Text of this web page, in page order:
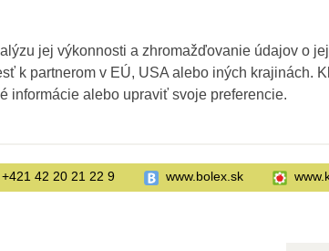
+421 42 20 21 22 9 www.bolex.sk
jej výkonnosti a zhromažďovanie údajov o
k partnerom v EÚ, USA alebo iných krajinách.
informácie alebo upraviť svoje preferencie.